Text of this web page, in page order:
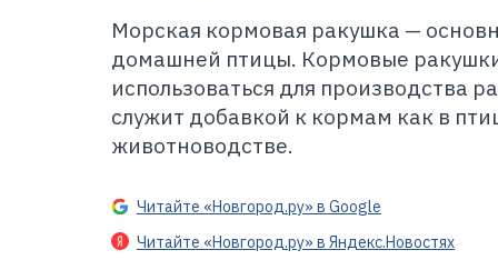
Морская кормовая ракушка —
домашней птицы. Кормовые
использоваться для производства
служит добавкой к кормам как в
животноводстве.
Читайте «Новгород.ру» в Google
Читайте «Новгород.ру» в Яндекс.Новостях